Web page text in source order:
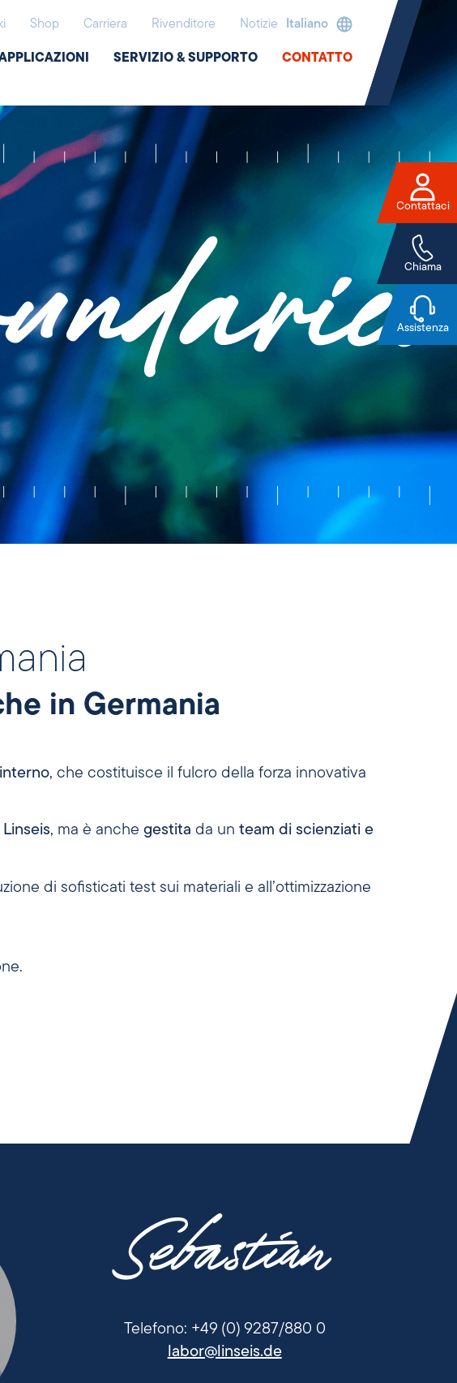
Shop Carriera Rivenditore Notizie Italiano
SERVIZIO & SUPPORTO CONTATTO
in Germania
, che costituisce il fulcro della forza innovativa
, ma è anche gestita da un team di scienziati e
di sofisticati test sui materiali e all’ottimizzazione
Sebastian
Telefono: +49 (0) 9287/880 0
labor@linseis.de
Contattaci
Chiama
Assistenza